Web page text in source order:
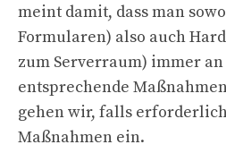
meint damit, dass man
Formularen) also auch
zum Serverraum) immer
entsprechende
gehen wir, falls
Maßnahmen ein.